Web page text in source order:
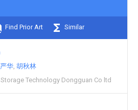
Find Prior Art Similar
华 胡秋林
Technology Dongguan Co ltd